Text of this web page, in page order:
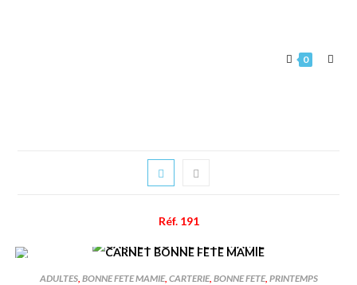
0
Réf. 191
ADULTES, BONNE FETE MAMIE, CARTERIE, BONNE FETE, PRINTEMPS